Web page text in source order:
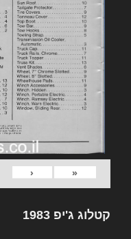
«
‹
קטלוג ג'יפ 1983